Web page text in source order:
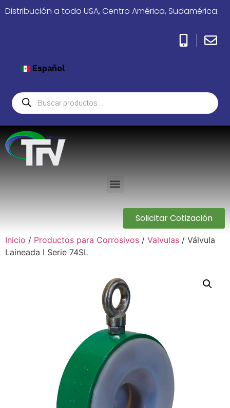
Distribución a todo USA, Centro América, Sudamérica.
Español
Solicitar Cotización
Inicio / Productos para Corrosivos / Valvulas / Válvula
Laineada I Serie 74SL